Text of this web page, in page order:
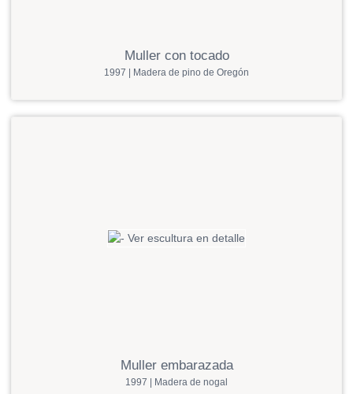
Muller con tocado
1997 | Madera de pino de Oregón
Muller embarazada
1997 | Madera de nogal